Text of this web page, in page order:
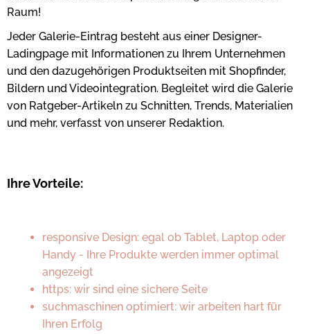
Raum!
Jeder Galerie-Eintrag besteht aus einer Designer-
Ladingpage mit Informationen zu Ihrem Unternehmen
und den dazugehörigen Produktseiten mit Shopfinder,
Bildern und Videointegration. Begleitet wird die Galerie
von Ratgeber-Artikeln zu Schnitten, Trends, Materialien
und mehr, verfasst von unserer Redaktion.
Ihre Vorteile:
responsive Design: egal ob Tablet, Laptop oder
Handy - Ihre Produkte werden immer optimal
angezeigt
https: wir sind eine sichere Seite
suchmaschinen optimiert: wir arbeiten hart für
Ihren Erfolg